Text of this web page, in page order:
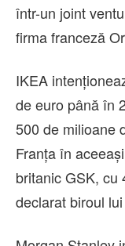
într-un joint
firma franceză
IKEA
de euro până în
500 de milioane
Franţa în
britanic GSK, cu
declarat biroul